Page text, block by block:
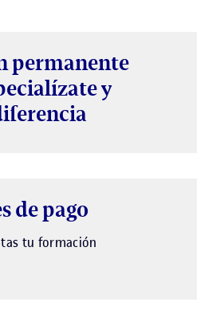
permanente
y
de pago
tu formación